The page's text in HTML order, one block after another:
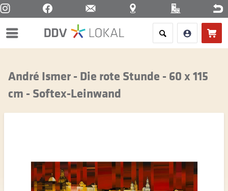
Menü
André Ismer - Die rote Stunde - 60 x 115
cm - Softex-Leinwand